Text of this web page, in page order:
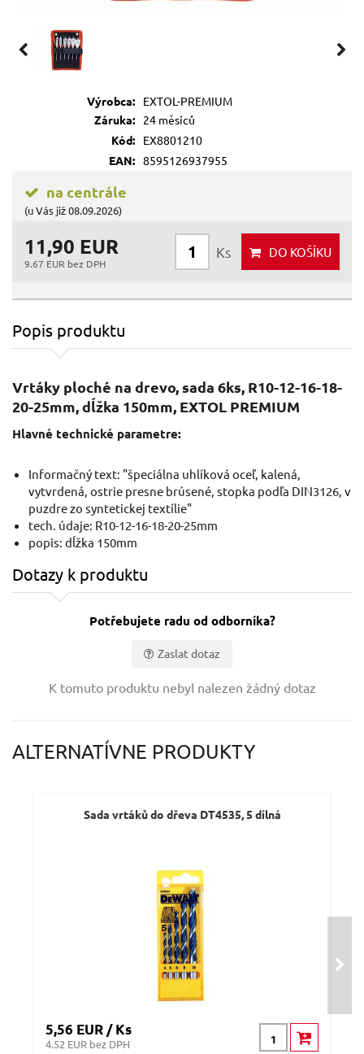
Výrobca:
EXTOL-PREMIUM
Záruka:
24 měsíců
Kód:
EX8801210
EAN: 8595126937955
na centrále
(u Vás již 08.09.2026)
11,90 EUR
9.67 EUR bez DPH
Ks DO KOŠÍKU
Popis produktu
Vrtáky ploché na drevo, sada 6ks, R10-12-16-18-
20-25mm, dĺžka 150mm, EXTOL PREMIUM
Hlavné technické parametre:
Informačný text: "špeciálna uhlíková oceľ, kalená,
vytvrdená, ostrie presne brúsené, stopka podľa DIN3126, v
puzdre zo syntetickej textílie"
tech. údaje: R10-12-16-18-20-25mm
popis: dĺžka 150mm
Dotazy k produktu
Potřebujete radu od odborníka?
Zaslat dotaz
K tomuto produktu nebyl nalezen žádný dotaz
ALTERNATÍVNE PRODUKTY
Sada vrtáků do dřeva DT4535, 5 dílná
5,56 EUR / Ks
4.52 EUR bez DPH